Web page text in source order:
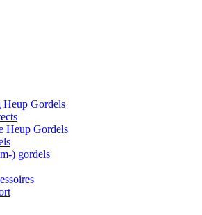
Heup Gordels
Heup Gordels
) gordels